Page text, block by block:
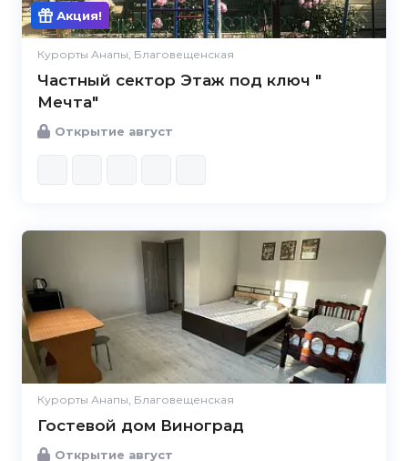
Акция!
Курорты Анапы, Благовещенская
Частный сектор Этаж под ключ "
Мечта"
Открытие август
Курорты Анапы, Благовещенская
Гостевой дом Виноград
Открытие август